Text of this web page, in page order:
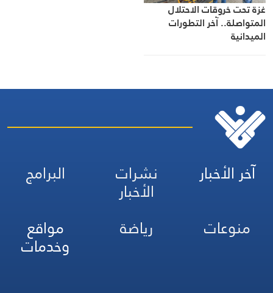
غزة تحت خروقات الاحتلال
المتواصلة.. آخر التطورات
الميدانية
آخر الأخبار نشرات
الأخبار
البرامج
منوعات
رياضة مواقع
وخدمات